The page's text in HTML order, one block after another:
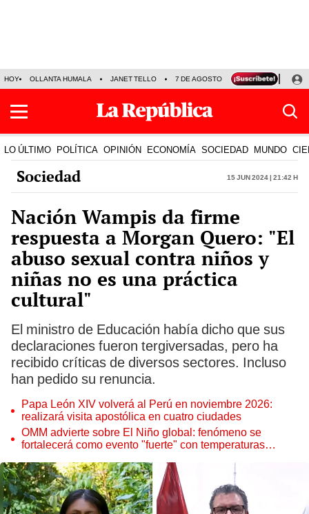
HOY OLLANTA HUMALA JANET TELLO 7 DE AGOSTO TINKA RESULTADOS
LO ÚLTIMO POLÍTICA OPINIÓN ECONOMÍA SOCIEDAD MUNDO
Sociedad 15 Jun 2024 | 21:42 h
Nación Wampis da firme
respuesta a Morgan Quero: "El
abuso sexual contra niños y
niñas no es una práctica
cultural"
El ministro de Educación había dicho que sus
declaraciones fueron tergiversadas, pero ha
recibido críticas de diversos sectores. Incluso
han pedido su renuncia.
Papa León XIV volverá al Perú en noviembre 2026:
realizará visita apostólica en cuatro ciudades
OMM advierte sobre El Niño global: fenómeno se
fortalecerá como evento "fuerte" con temperaturas